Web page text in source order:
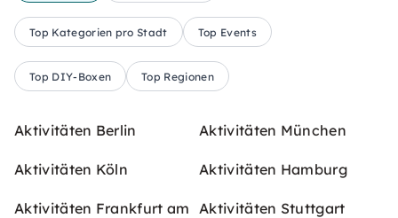
Top Kategorien pro Stadt Top Events
Top DIY-Boxen Top Regionen
Aktivitäten Berlin Aktivitäten München
Aktivitäten Köln Aktivitäten Hamburg
Aktivitäten Frankfurt am Aktivitäten Stuttgart